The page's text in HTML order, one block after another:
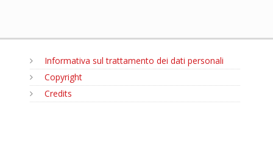
Informativa sul trattamento dei dati personali
Copyright
Credits